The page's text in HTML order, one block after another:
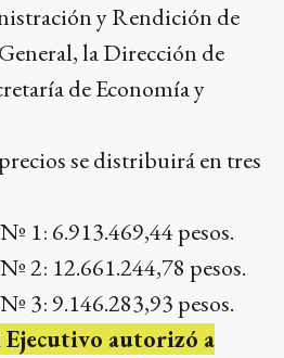
y Rendición de
la Dirección de
de Economía y
se distribuirá en tres
1: 6.913.469,44 pesos.
2: 12.661.244,78 pesos.
3: 9.146.283,93 pesos.
Ejecutivo autorizó a